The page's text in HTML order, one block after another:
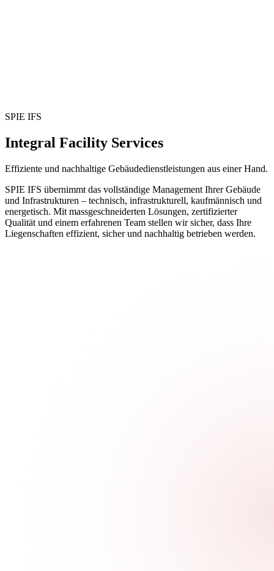
SPIE IFS
Integral Facility Services
Effiziente und nachhaltige Gebäudedienstleistungen aus einer Hand.
SPIE IFS übernimmt das vollständige Management Ihrer Gebäude
und Infrastrukturen – technisch, infrastrukturell, kaufmännisch und
energetisch. Mit massgeschneiderten Lösungen, zertifizierter
Qualität und einem erfahrenen Team stellen wir sicher, dass Ihre
Liegenschaften effizient, sicher und nachhaltig betrieben werden.